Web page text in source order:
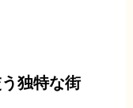
独特な街